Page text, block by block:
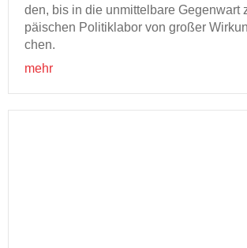
den, bis in die un­mit­tel­ba­re Ge­gen­wart
päi­schen Po­li­tik­la­bor von gro­ßer
chen.
mehr